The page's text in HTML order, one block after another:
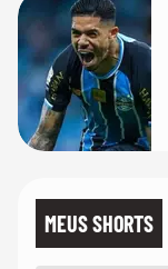
MEUS SHORTS